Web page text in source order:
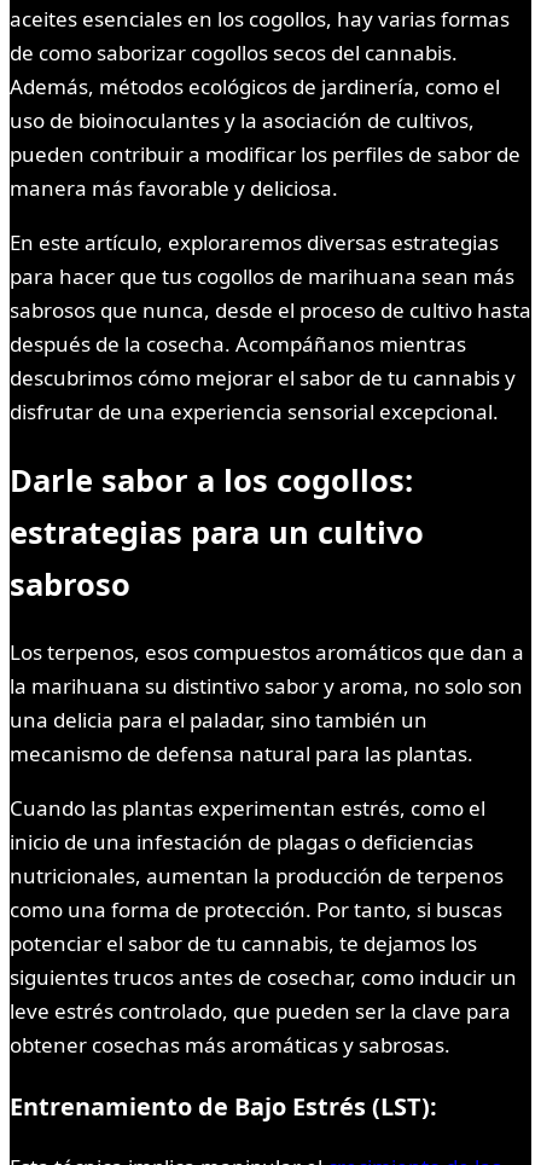
aceites esenciales en los cogollos, hay varias formas
de como saborizar cogollos secos del cannabis.
Además, métodos ecológicos de jardinería, como el
uso de bioinoculantes y la asociación de cultivos,
pueden contribuir a modificar los perfiles de sabor de
manera más favorable y deliciosa.
En este artículo, exploraremos diversas estrategias
para hacer que tus cogollos de marihuana sean más
sabrosos que nunca, desde el proceso de cultivo hasta
después de la cosecha. Acompáñanos mientras
descubrimos cómo mejorar el sabor de tu cannabis y
disfrutar de una experiencia sensorial excepcional.
Darle sabor a los cogollos:
estrategias para un cultivo
sabroso
Los terpenos, esos compuestos aromáticos que dan a
la marihuana su distintivo sabor y aroma, no solo son
una delicia para el paladar, sino también un
mecanismo de defensa natural para las plantas.
Cuando las plantas experimentan estrés, como el
inicio de una infestación de plagas o deficiencias
nutricionales, aumentan la producción de terpenos
como una forma de protección. Por tanto, si buscas
potenciar el sabor de tu cannabis, te dejamos los
siguientes trucos antes de cosechar, como inducir un
leve estrés controlado, que pueden ser la clave para
obtener cosechas más aromáticas y sabrosas.
Entrenamiento de Bajo Estrés (LST):